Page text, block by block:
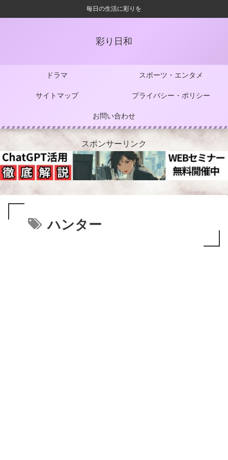
毎日の生活に彩りを
彩り日和
ドラマ スポーツ・エンタメ
サイトマップ プライバシー・ポリシー
お問い合わせ
スポンサーリンク
ハンター